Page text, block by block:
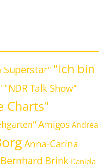
Superstar" "Ich bin
"NDR Talk Show"
Charts"
Amigos Andrea
Anna-Carina
Bernhard Brink Daniela